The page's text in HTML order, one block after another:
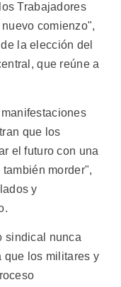
Trabajadores
comienzo",
la elección del
que reúne a
que los
el futuro con una
morder",
y
sindical nunca
que los militares y